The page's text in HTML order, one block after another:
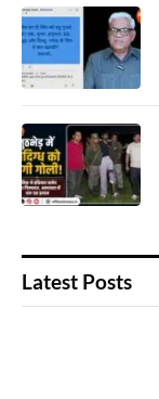
Latest Posts